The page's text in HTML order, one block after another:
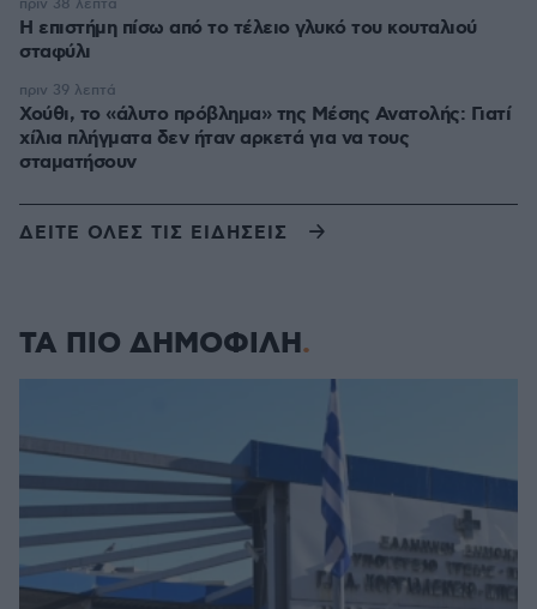
Η επιστήμη πίσω από το τέλειο γλυκό του κουταλιού
σταφύλι
πριν 38 λεπτά
Χούθι, το «άλυτο πρόβλημα» της Μέσης Ανατολής: Γιατί
χίλια πλήγματα δεν ήταν αρκετά για να τους
σταματήσουν
πριν 39 λεπτά
ΔΕΙΤΕ ΟΛΕΣ ΤΙΣ ΕΙΔΗΣΕΙΣ
ΤΑ ΠΙΟ ΔΗΜΟΦΙΛΗ